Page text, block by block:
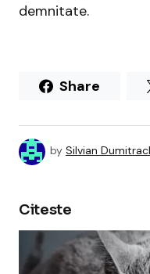
demnitate.
Share
by Silvian
Citeste